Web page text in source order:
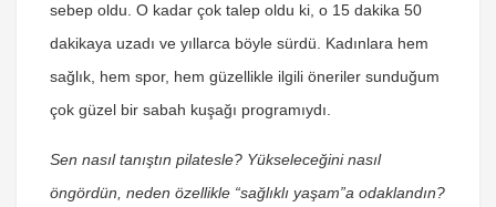
sebep oldu. O kadar çok talep oldu ki, o 15 dakika 50
dakikaya uzadı ve yıllarca böyle sürdü. Kadınlara hem
sağlık, hem spor, hem güzellikle ilgili öneriler sunduğum
çok güzel bir sabah kuşağı programıydı.
Sen nasıl tanıştın pilatesle? Yükseleceğini nasıl
öngördün, neden özellikle “sağlıklı yaşam”a odaklandın?